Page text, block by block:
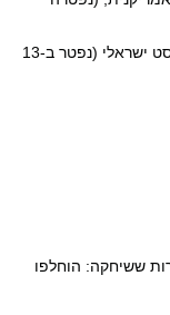
1948- מנחם בן, מבקר ספרות, משורר ופובליציסט ישראלי (נפטר ב-13
ששיחקה: הוחלפו